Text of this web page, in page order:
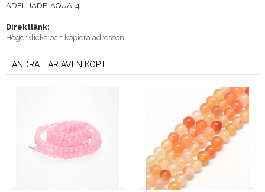
ADEL-JADE-AQUA-4
Direktlänk:
Högerklicka och kopiera adressen
ANDRA HAR ÄVEN KÖPT